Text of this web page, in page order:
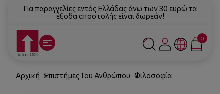
Για παραγγελίες εντός Ελλάδας άνω των 30 ευρώ τα
έξοδα αποστολής είναι δωρεάν!
0
Αρχική Επιστήμες Του Ανθρώπου Φιλοσοφία